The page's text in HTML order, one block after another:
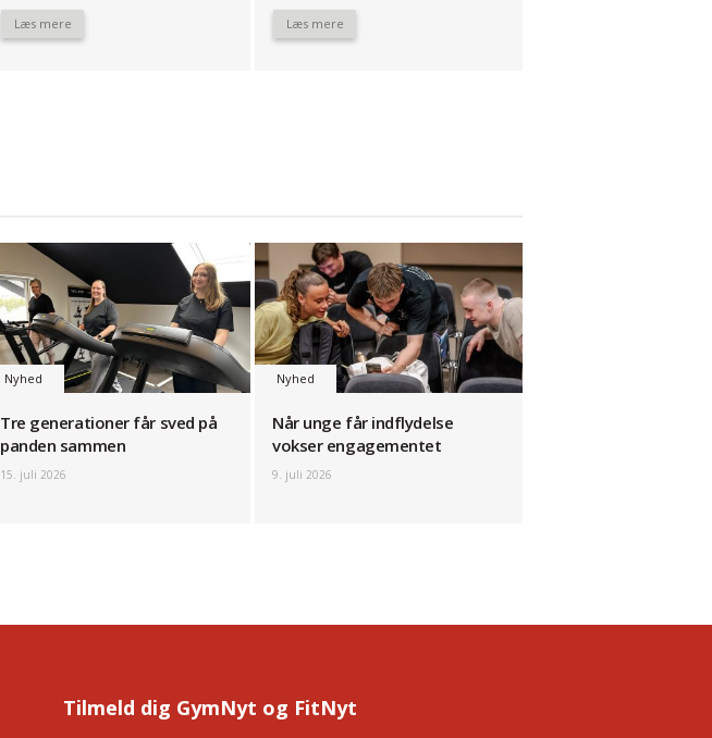
Læs mere Læs mere
Nyhed
Tre generationer får sved på
panden sammen
15. juli 2026
Nyhed
Når unge får indflydelse
vokser engagementet
9. juli 2026
Tilmeld dig GymNyt og FitNyt